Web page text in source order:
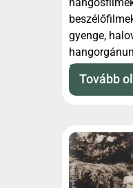
gyenge,
1930.
Tovább